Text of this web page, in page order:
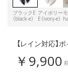
ブラックE
（black-e）
アイボリー
E（ivory-e）
【レイン対応】
￥9,900